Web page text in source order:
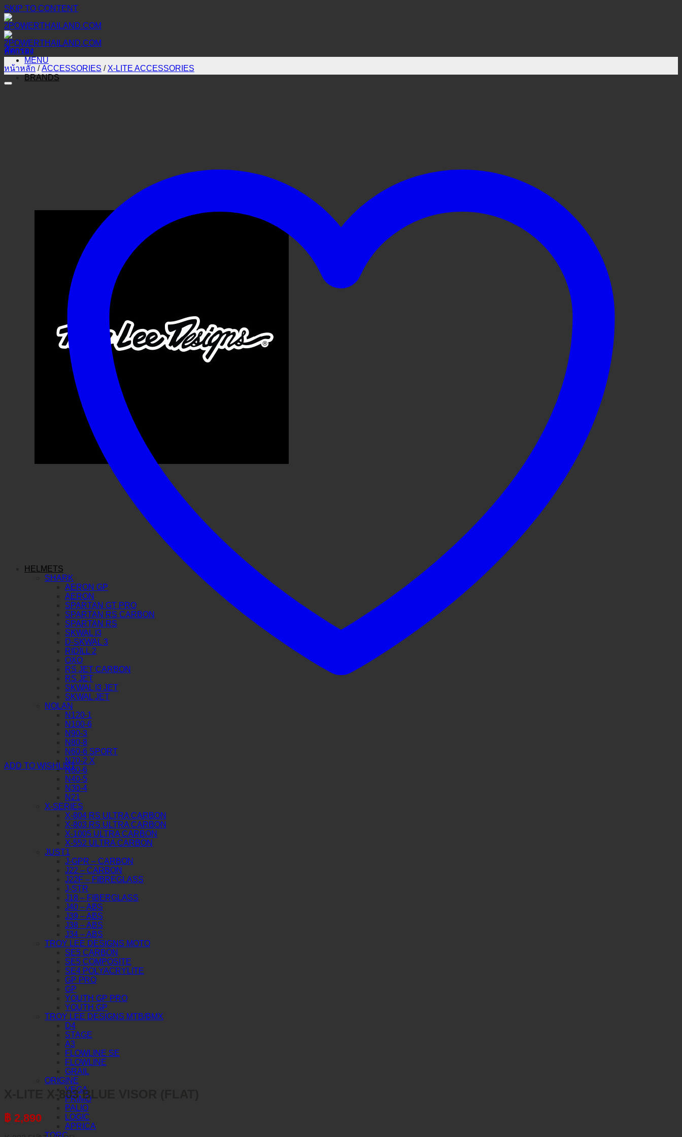
SKIP TO CONTENT
MENU
BRANDS
HELMETS
SHARK
AERON GP
AERON
SPARTAN GT PRO
SPARTAN RS CARBON
SPARTAN RS
SKWAL I3
D-SKWAL 3
RIDILL 2
OXO
RS JET CARBON
RS JET
SKWAL I3 JET
SKWAL JET
NOLAN
N120-1
N100-6
N90-3
N80-8
N60-6 SPORT
N70-2 X
N60-6
N40-5
N30-4
N21
X-SERIES
X-804 RS ULTRA CARBON
X-803 RS ULTRA CARBON
X-1005 ULTRA CARBON
X-552 ULTRA CARBON
JUST1
J-GPR – CARBON
J22 – CARBON
J22F – FIBREGLASS
J-STR
J18 – FIBERGLASS
J40 – ABS
J39 – ABS
J38 – ABS
J34 – ABS
TROY LEE DESIGNS MOTO
SE5 CARBON
SE5 COMPOSITE
SE4 POLYACRYLITE
GP PRO
GP
YOUTH GP PRO
YOUTH GP
TROY LEE DESIGNS MTB/BMX
D4
STAGE
A3
FLOWLINE SE
FLOWLINE
GRAIL
ORIGINE
VEGA
PRIMO
PALIO
LOGIC
APRICA
TORC
คัดกรอง
หน้าหลัก / ACCESSORIES / X-LITE ACCESSORIES
ADD TO WISHLIST
X-LITE X-803 BLUE VISOR (FLAT)
฿ 2,890